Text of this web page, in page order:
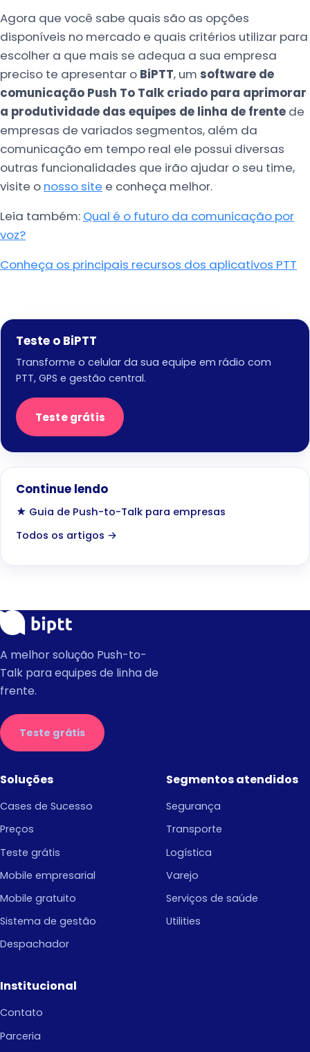
Agora que você sabe quais são as opções
disponíveis no mercado e quais critérios utilizar para
escolher a que mais se adequa a sua empresa
preciso te apresentar o BiPTT, um software de
comunicação Push To Talk criado para aprimorar
a produtividade das equipes de linha de frente de
empresas de variados segmentos, além da
comunicação em tempo real ele possui diversas
outras funcionalidades que irão ajudar o seu time,
visite o nosso site e conheça melhor.
Leia também: Qual é o futuro da comunicação por
voz?
Conheça os principais recursos dos aplicativos PTT
Teste o BiPTT
Transforme o celular da sua equipe em rádio com
PTT, GPS e gestão central.
Teste grátis
Continue lendo
★ Guia de Push-to-Talk para empresas
Todos os artigos →
A melhor solução Push-to-
Talk para equipes de linha de
frente.
Teste grátis
Soluções
Cases de Sucesso
Preços
Teste grátis
Mobile empresarial
Mobile gratuito
Sistema de gestão
Despachador
Segmentos atendidos
Segurança
Transporte
Logística
Varejo
Serviços de saúde
Utilities
Institucional
Contato
Parceria